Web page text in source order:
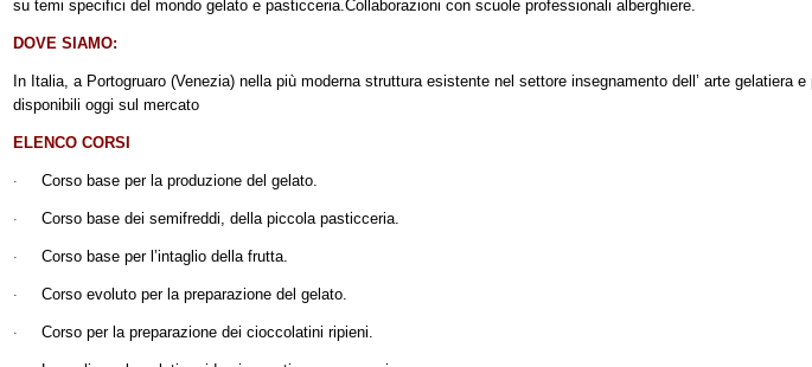
su temi specifici del mondo gelato e pasticceria.Collaborazioni con scuole professionali alberghiere.
DOVE SIAMO:
In Italia, a Portogruaro (Venezia) nella più moderna struttura esistente nel settore insegnamento dell’ arte gelatiera
disponibili oggi sul mercato
ELENCO CORSI
· Corso base per la produzione del gelato.
· Corso base dei semifreddi, della piccola pasticceria.
· Corso base per l’intaglio della frutta.
· Corso evoluto per la preparazione del gelato.
· Corso per la preparazione dei cioccolatini ripieni.